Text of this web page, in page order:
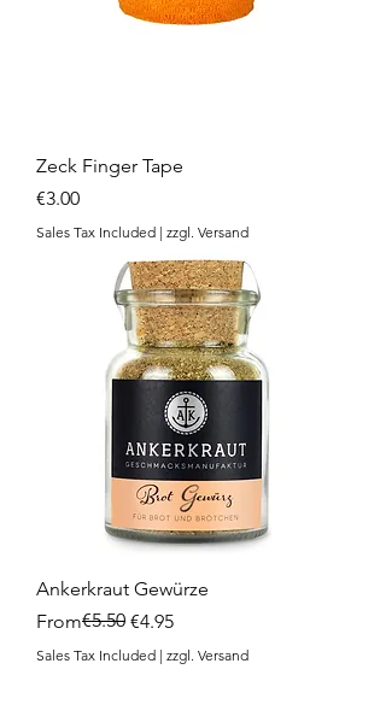
Zeck Finger Tape
Price
€3.00
Sales Tax Included | zzgl. Versand
Ankerkraut Gewürze
From
Regular Price
€5.50 €4.95
Sale Price
Sales Tax Included | zzgl. Versand